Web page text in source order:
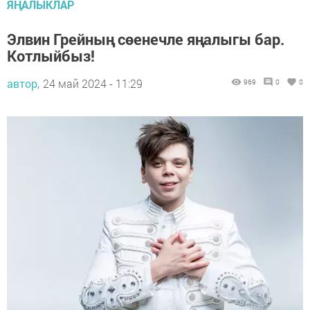
ЯҢАЛЫКЛАР
Элвин Грейның сөенечле яңалыгы бар.
Котлыйбыз!
автор, 24 май 2024 - 11:29 969 0 0